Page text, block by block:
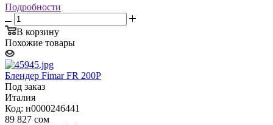
Подробности
В корзину
Похожие товары
Блендер Fimar FR 200P
Под заказ
Италия
Код: н0000246441
89 827 сом